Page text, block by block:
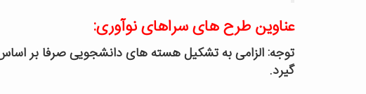
عناوین طرح‌ های سراهای نوآوری:
توجه: الزامی به تشکیل هسته های دانشجویی صرفا بر
گیرد.